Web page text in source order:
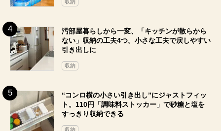
収納
汚部屋暮らしから一変、「キッチンが散らから
ない」収納の工夫4つ。小さな工夫で戻しやすい
引き出しに
収納
“コンロ横の小さい引き出し”にジャストフィッ
ト。110円「調味料ストッカー」で砂糖と塩を
すっきり収納できる
収納